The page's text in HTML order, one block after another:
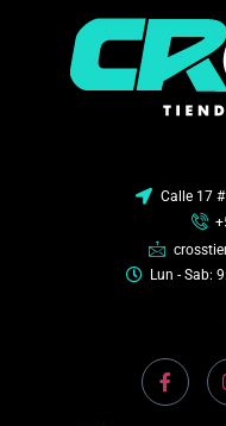
Calle 17
Lun - Sab: